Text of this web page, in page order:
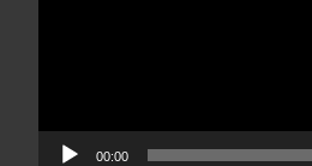
00:00